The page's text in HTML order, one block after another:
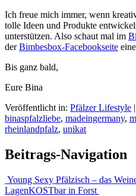
Ich freue mich immer, wenn
tolle Ideen und Produkte
unterstützen. Also schaut mal im
derBimbesbox-Facebookseite
Bis ganz bald,
Eure Bina
Veröffentlicht in: Pfälzer Lifestyle |
binaspfalzliebe, madeingermany,
rheinlandpfalz, unikat
Beitrags-Navigation
Young Sexy Pfälzisch – das
LagenKOSTbar in Forst